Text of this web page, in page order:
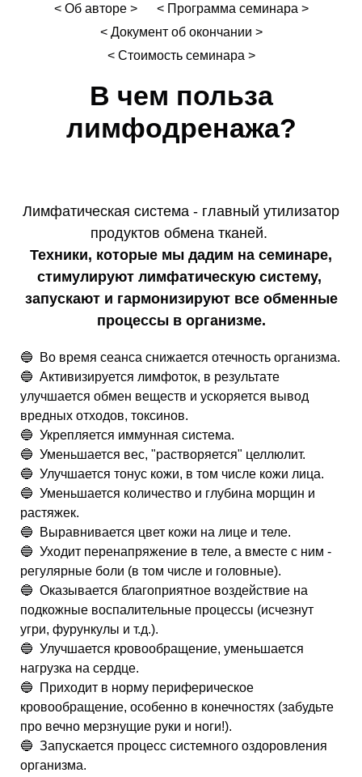
< Об авторе >
< Программа семинара >
< Документ об окончании >
< Стоимость семинара >
В чем польза
лимфодренажа?
Лимфатическая система - главный утилизатор
продуктов обмена тканей.
Техники, которые мы дадим на семинаре,
стимулируют лимфатическую систему,
запускают и гармонизируют все обменные
процессы в организме.
🔵 Во время сеанса снижается отечность организма.
🔵 Активизируется лимфоток, в результате
улучшается обмен веществ и ускоряется вывод
вредных отходов, токсинов.
🔵 Укрепляется иммунная система.
🔵 Уменьшается вес, "растворяется" целлюлит.
🔵 Улучшается тонус кожи, в том числе кожи лица.
🔵 Уменьшается количество и глубина морщин и
растяжек.
🔵 Выравнивается цвет кожи на лице и теле.
🔵 Уходит перенапряжение в теле, а вместе с ним -
регулярные боли (в том числе и головные).
🔵 Оказывается благоприятное воздействие на
подкожные воспалительные процессы (исчезнут
угри, фурункулы и т.д.).
🔵 Улучшается кровообращение, уменьшается
нагрузка на сердце.
🔵 Приходит в норму периферическое
кровообращение, особенно в конечностях (забудьте
про вечно мерзнущие руки и ноги!).
🔵 Запускается процесс системного оздоровления
организма.